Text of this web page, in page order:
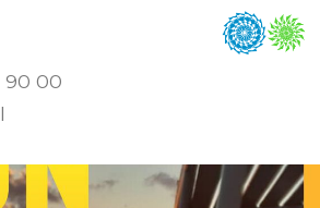
90 00